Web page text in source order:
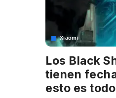
Xiaomi
Los Black
tienen
esto es